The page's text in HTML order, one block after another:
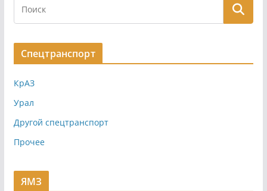
Спецтранспорт
КрАЗ
Урал
Другой спецтранспорт
Прочее
ЯМЗ